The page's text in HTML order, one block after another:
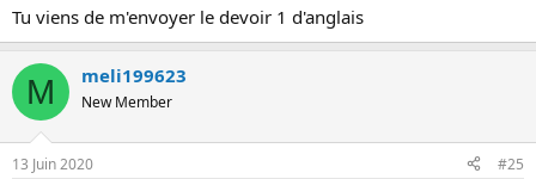
Tu viens de m'envoyer le devoir 1 d'anglais
M meli199623
New Member
13 Juin 2020 #25